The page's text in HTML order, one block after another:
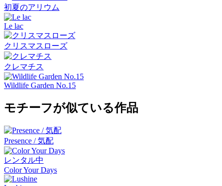
初夏のアリウム
Le lac
クリスマスローズ
クレマチス
Wildlife Garden No.15
モチーフが似ている作品
Presence / 気配
レンタル中
Color Your Days